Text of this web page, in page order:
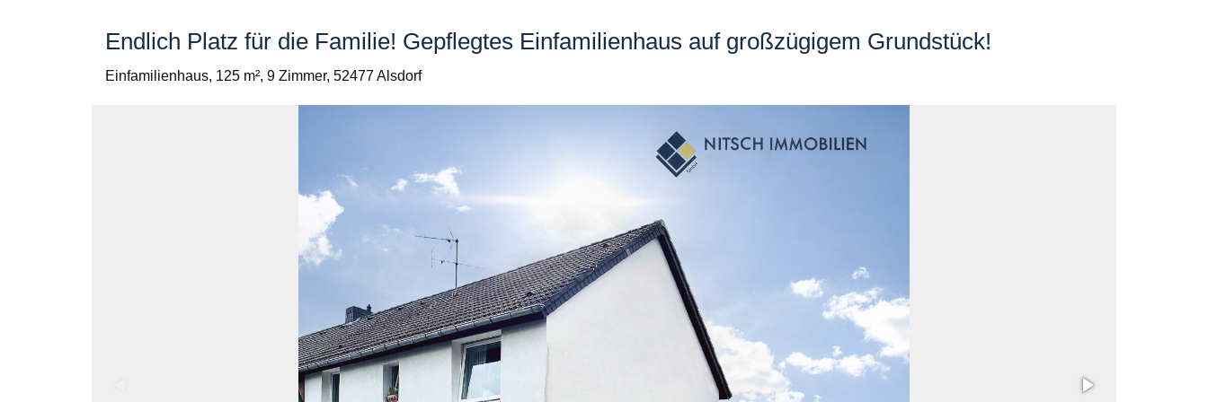
Endlich Platz für die Familie! Gepflegtes Einfamilienhaus auf großzügigem Grundstück!
Einfamilienhaus, 125 m², 9 Zimmer, 52477 Alsdorf